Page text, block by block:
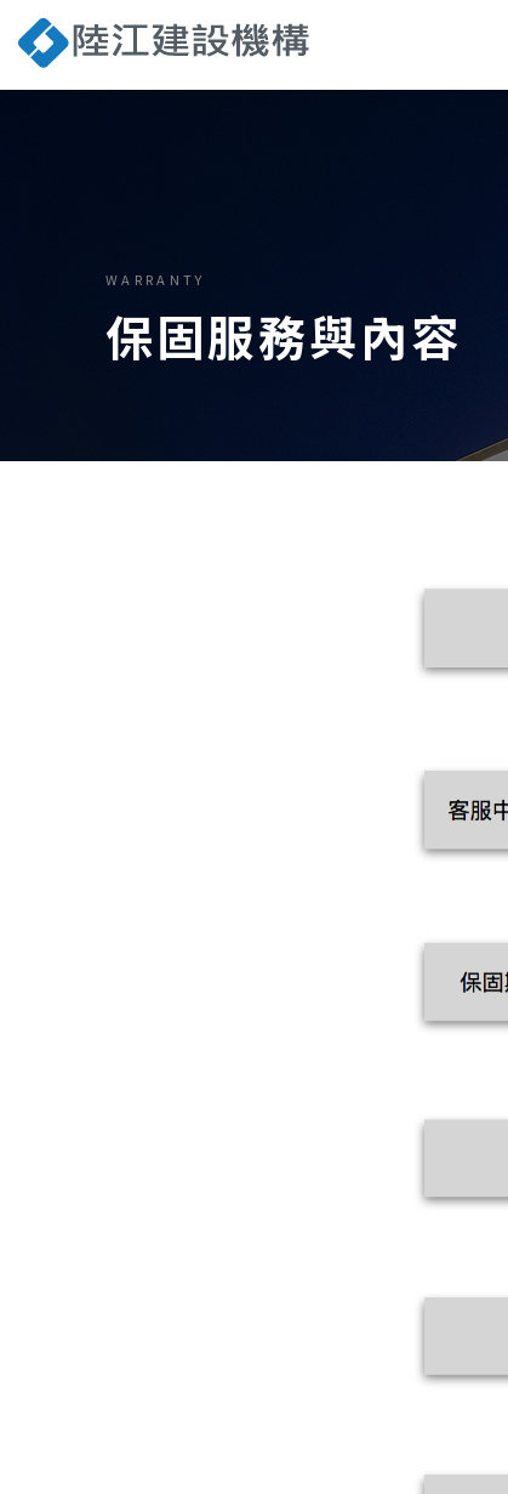
WARRANTY
保固服務與內容